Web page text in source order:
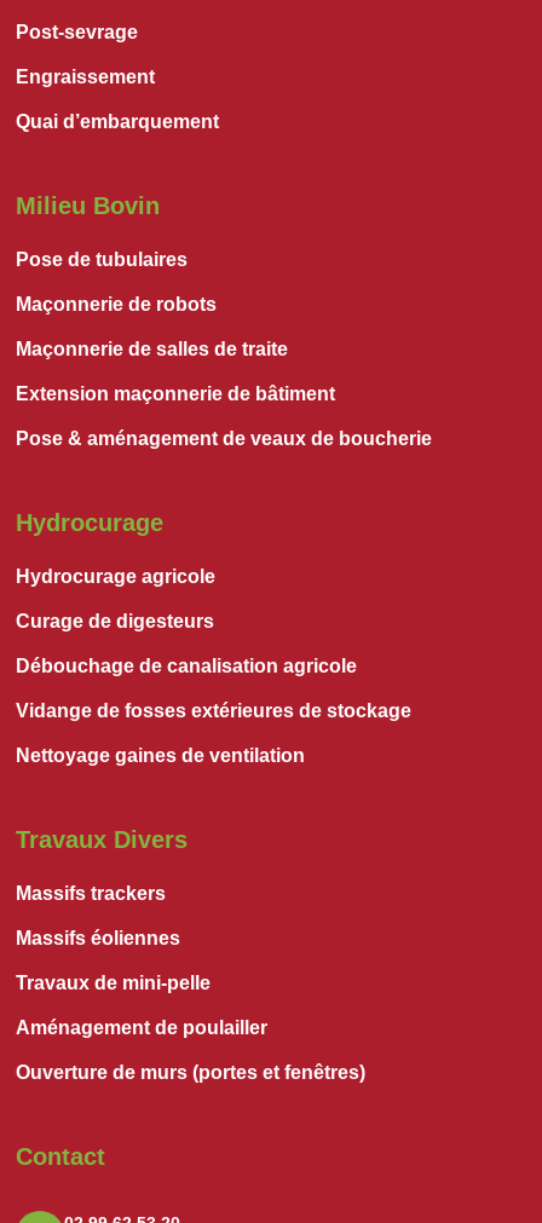
Post-sevrage
Engraissement
Quai d’embarquement
Milieu Bovin
Pose de tubulaires
Maçonnerie de robots
Maçonnerie de salles de traite
Extension maçonnerie de bâtiment
Pose & aménagement de veaux de boucherie
Hydrocurage
Hydrocurage agricole
Curage de digesteurs
Débouchage de canalisation agricole
Vidange de fosses extérieures de stockage
Nettoyage gaines de ventilation
Travaux Divers
Massifs trackers
Massifs éoliennes
Travaux de mini-pelle
Aménagement de poulailler
Ouverture de murs (portes et fenêtres)
Contact